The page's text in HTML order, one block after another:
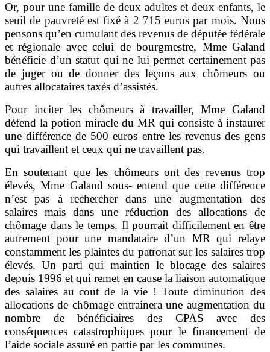
Or, pour une famille de deux adultes et deux enfants, le
seuil de pauvreté est fixé à 2 715 euros par mois. Nous
pensons qu’en cumulant des revenus de députée fédérale
et régionale avec celui de bourgmestre, Mme Galand
bénéficie d’un statut qui ne lui permet certainement pas
de juger ou de donner des leçons aux chômeurs ou
autres allocataires taxés d’assistés.
Pour inciter les chômeurs à travailler, Mme Galand
défend la potion miracle du MR qui consiste à instaurer
une différence de 500 euros entre les revenus des gens
qui travaillent et ceux qui ne travaillent pas.
En soutenant que les chômeurs ont des revenus trop
élevés, Mme Galand sous- entend que cette différence
n’est pas à rechercher dans une augmentation des
salaires mais dans une réduction des allocations de
chômage dans le temps. Il pourrait difficilement en être
autrement pour une mandataire d’un MR qui relaye
constamment les plaintes du patronat sur les salaires trop
élevés. Un parti qui maintien le blocage des salaires
depuis 1996 et qui remet en cause la liaison automatique
des salaires au cout de la vie ! Toute diminution des
allocations de chômage entrainera une augmentation du
nombre de bénéficiaires des CPAS avec des
conséquences catastrophiques pour le financement de
l’aide sociale assuré en partie par les communes.